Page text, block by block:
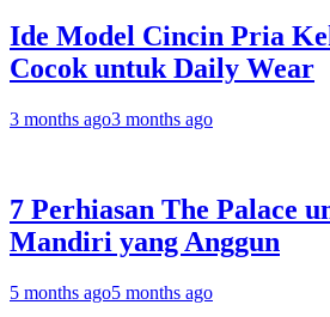
Ide Model Cincin Pria
Cocok untuk Daily Wear
3 months ago3 months ago
7 Perhiasan The Palace
Mandiri yang Anggun
5 months ago5 months ago